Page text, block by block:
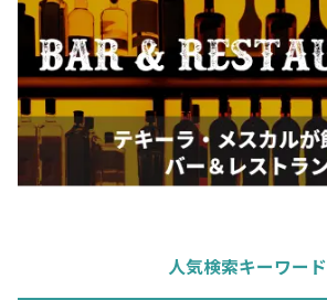
人気検索キーワード